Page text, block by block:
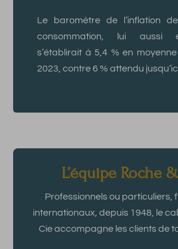
Le baromètre de l’inflation
consommation, lui aussi
s’établirait à 5,4 % en
2023, contre 6 % attendu
L’équipe Roche
Professionnels ou particuliers,
internationaux, depuis 1948, le
Cie accompagne les clients de